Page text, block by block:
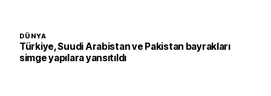
DÜNYA
Türkiye, Suudi Arabistan ve Pakistan bayrakları
simge yapılara yansıtıldı